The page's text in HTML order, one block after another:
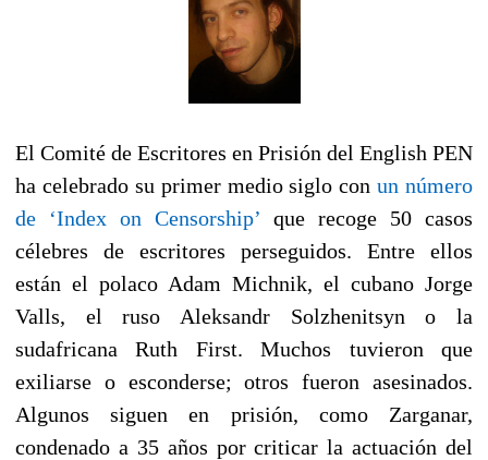
El Comité de Escritores en Prisión del English PEN
ha celebrado su primer medio siglo conun número
de ‘Index on Censorship’ que recoge 50 casos
célebres de escritores perseguidos. Entre ellos
están el polaco Adam Michnik, el cubano Jorge
Valls, el ruso Aleksandr Solzhenitsyn o la
sudafricana Ruth First. Muchos tuvieron que
exiliarse o esconderse; otros fueron asesinados.
Algunos siguen en prisión, como Zarganar,
condenado a 35 años por criticar la actuación del